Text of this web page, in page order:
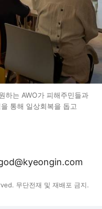
하는 AWO가 피해주민들과
통해 일상회복을 돕고
무단전재 및 재배포 금지.